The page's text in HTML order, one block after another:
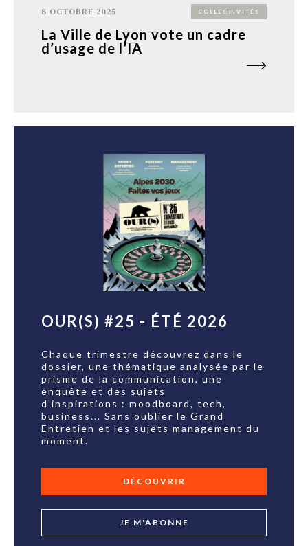
8 OCTOBRE 2025 COLLECTIVITÉS
La Ville de Lyon vote un cadre
d’usage de l’IA
OUR(S) #25 - ÉTÉ 2026
Chaque trimestre découvrez dans le
dossier, une thématique analysée par le
prisme de la communication, une
enquête et des sujets
d'inspirations : moodboard, tech,
business... Sans oublier le Grand
Entretien et les sujets management du
moment.
DÉCOUVRIR
JE M'ABONNE